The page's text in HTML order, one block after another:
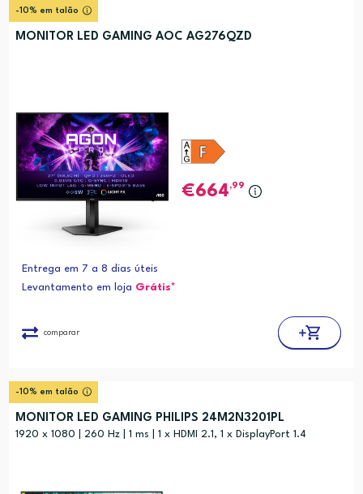
-10% em talão
MONITOR LED GAMING AOC AG276QZD
664,99
Entrega em 7 a 8 dias úteis
Levantamento em loja Grátis*
comparar
-10% em talão
MONITOR LED GAMING PHILIPS 24M2N3201PL
1920 x 1080 | 260 Hz | 1 ms | 1 x HDMI 2.1, 1 x DisplayPort 1.4